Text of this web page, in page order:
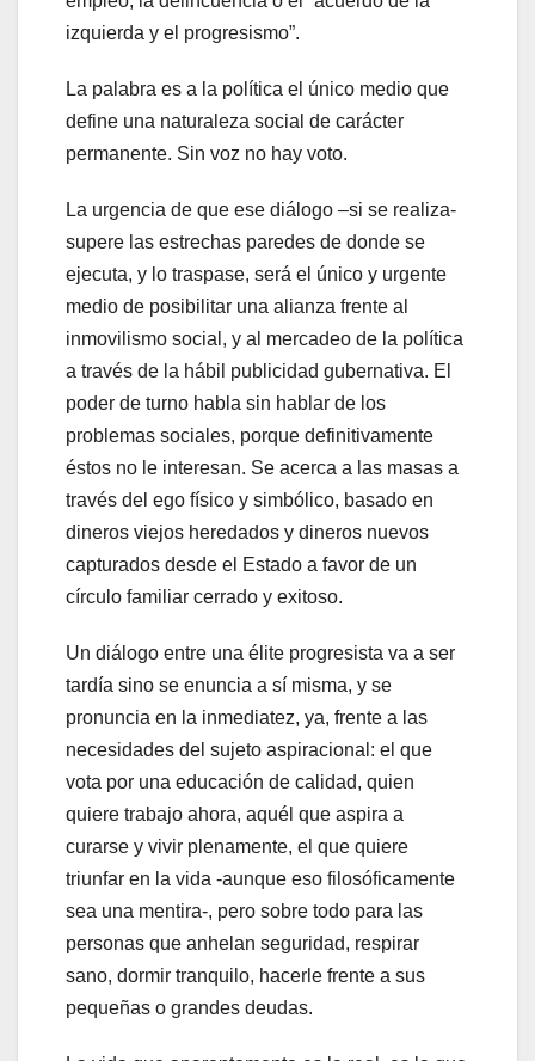
izquierda y el progresismo”.
La palabra es a la política el único medio que
define una naturaleza social de carácter
permanente. Sin voz no hay voto.
La urgencia de que ese diálogo –si se realiza-
supere las estrechas paredes de donde se
ejecuta, y lo traspase, será el único y urgente
medio de posibilitar una alianza frente al
inmovilismo social, y al mercadeo de la política
a través de la hábil publicidad gubernativa. El
poder de turno habla sin hablar de los
problemas sociales, porque definitivamente
éstos no le interesan. Se acerca a las masas a
través del ego físico y simbólico, basado en
dineros viejos heredados y dineros nuevos
capturados desde el Estado a favor de un
círculo familiar cerrado y exitoso.
Un diálogo entre una élite progresista va a ser
tardía sino se enuncia a sí misma, y se
pronuncia en la inmediatez, ya, frente a las
necesidades del sujeto aspiracional: el que
vota por una educación de calidad, quien
quiere trabajo ahora, aquél que aspira a
curarse y vivir plenamente, el que quiere
triunfar en la vida -aunque eso filosóficamente
sea una mentira-, pero sobre todo para las
personas que anhelan seguridad, respirar
sano, dormir tranquilo, hacerle frente a sus
pequeñas o grandes deudas.